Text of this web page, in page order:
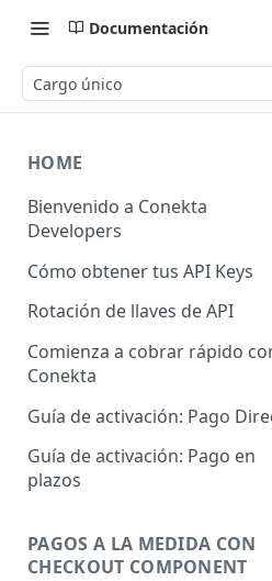
Documentación
Cargo único
HOME
Bienvenido a Conekta
Developers
Cómo obtener tus API Keys
API Keys Producción
API Keys Pruebas
API Keys otros Negocios
Rotación de llaves de API
Comienza a cobrar rápido
Conekta
Guía de activación: Pago
Guía de activación: Pago en
plazos
PAGOS A LA MEDIDA CON
CHECKOUT COMPONENT